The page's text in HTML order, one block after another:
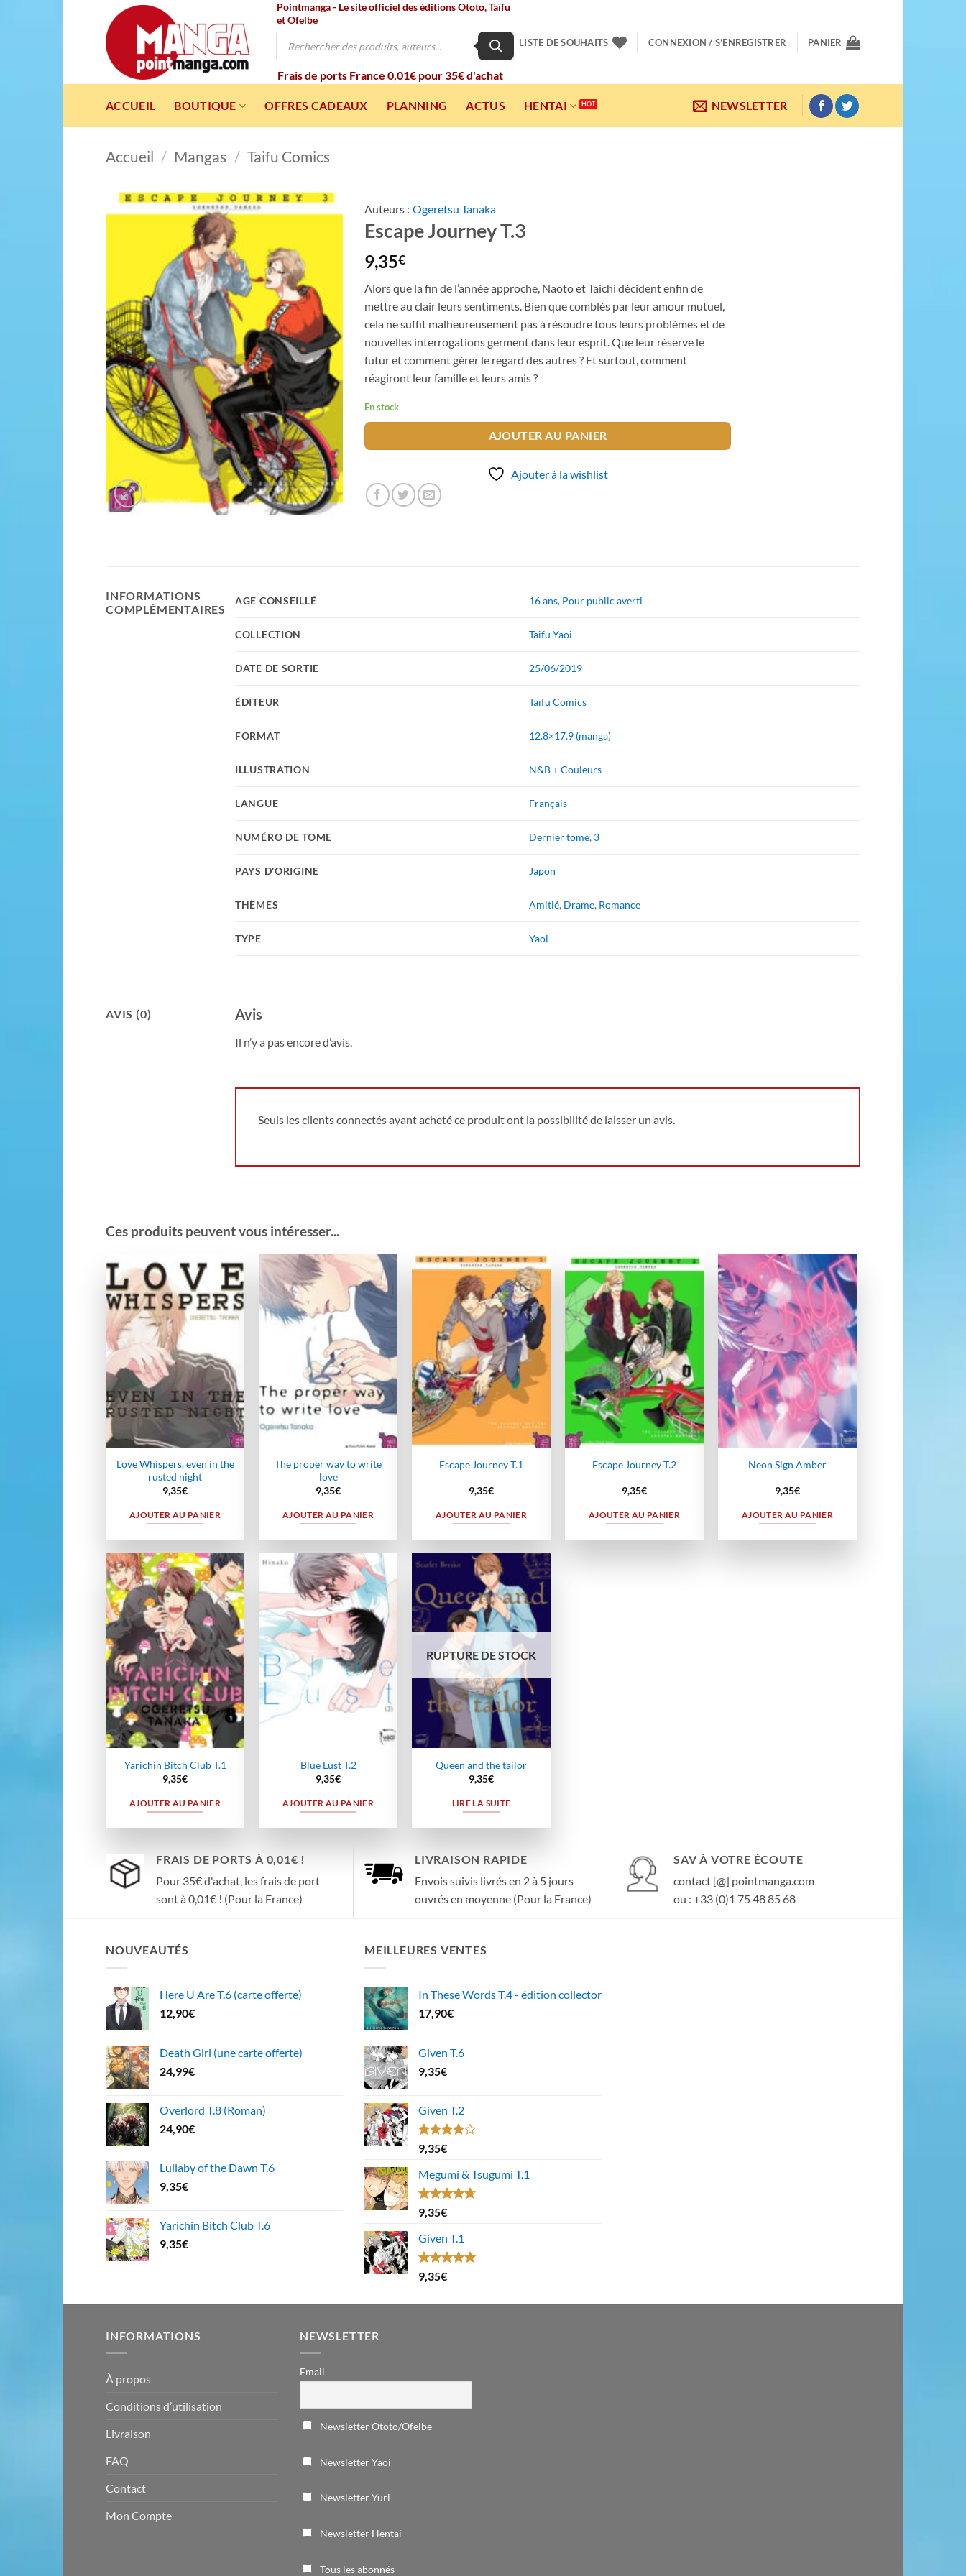
Pointmanga - Le site officiel des éditions Ototo, Taïfu
et Ofelbe
Recherche
Frais de ports France 0,01€ pour 35€ d'achat
LISTE DE SOUHAITS CONNEXION / S’ENREGISTRER PANIER
ACCUEIL BOUTIQUE OFFRES CADEAUX PLANNING ACTUS HENTAI NEWSLETTER
Accueil / Mangas / Taifu Comics
wishlist
Auteurs : Ogeretsu Tanaka
Escape Journey T.3
9,35€
Alors que la fin de l’année approche, Naoto et Taichi décident enfin de
mettre au clair leurs sentiments. Bien que comblés par leur amour mutuel,
cela ne suffit malheureusement pas à résoudre tous leurs problèmes et de
nouvelles interrogations germent dans leur esprit. Que leur réserve le
futur et comment gérer le regard des autres ? Et surtout, comment
réagiront leur famille et leurs amis ?
En stock
AJOUTER AU PANIER
Ajouter à la wishlist
INFORMATIONS
COMPLÉMENTAIRES
AGE CONSEILLÉ 16 ans, Pour public averti
COLLECTION Taifu Yaoi
DATE DE SORTIE 25/06/2019
ÉDITEUR Taïfu Comics
FORMAT 12.8×17.9 (manga)
ILLUSTRATION N&B + Couleurs
LANGUE Français
NUMÉRO DE TOME Dernier tome, 3
PAYS D'ORIGINE Japon
THÈMES Amitié, Drame, Romance
TYPE Yaoi
AVIS (0) Avis
Il n’y a pas encore d’avis.
Seuls les clients connectés ayant acheté ce produit ont la possibilité de laisser un avis.
Ces produits peuvent vous intéresser...
Ajouter
à la
wishlist
Love Whispers, even in the
rusted night
9,35€
AJOUTER AU PANIER
Ajouter
à la
wishlist
The proper way to write
love
9,35€
AJOUTER AU PANIER
Ajouter
à la
wishlist
Escape Journey T.1
9,35€
AJOUTER AU PANIER
Ajouter
à la
wishlist
Escape Journey T.2
9,35€
AJOUTER AU PANIER
Ajouter
à la
wishlist
Neon Sign Amber
9,35€
AJOUTER AU PANIER
Ajouter
à la
wishlist
Yarichin Bitch Club T.1
9,35€
AJOUTER AU PANIER
Ajouter
à la
wishlist
Blue Lust T.2
9,35€
AJOUTER AU PANIER
Ajouter
à la
wishlist
RUPTURE DE STOCK
Queen and the tailor
9,35€
LIRE LA SUITE
FRAIS DE PORTS À 0,01€ !
Pour 35€ d'achat, les frais de port
sont à 0,01€ ! (Pour la France)
LIVRAISON RAPIDE
Envois suivis livrés en 2 à 5 jours
ouvrés en moyenne (Pour la France)
SAV À VOTRE ÉCOUTE
contact [@] pointmanga.com
ou : +33 (0)1 75 48 85 68
NOUVEAUTÉS
Here U Are T.6 (carte offerte)
12,90€
Death Girl (une carte offerte)
24,99€
Overlord T.8 (Roman)
24,90€
Lullaby of the Dawn T.6
9,35€
Yarichin Bitch Club T.6
9,35€
MEILLEURES VENTES
In These Words T.4 - édition collector
17,90€
Given T.6
9,35€
Given T.2
Note
4.00
5
9,35€
Megumi & Tsugumi T.1
Note4.67
sur 5
9,35€
Given T.1
Note5.00
sur 5
9,35€
INFORMATIONS
À propos
Conditions d’utilisation
Livraison
FAQ
Contact
Mon Compte
NEWSLETTER
Email
Newsletter Ototo/Ofelbe
Newsletter Yaoi
Newsletter Yuri
Newsletter Hentai
Tous les abonnés